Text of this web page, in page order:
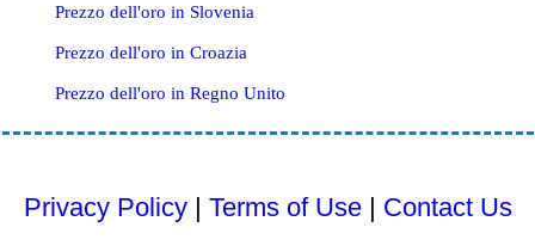
Prezzo dell'oro in Slovenia
Prezzo dell'oro in Croazia
Prezzo dell'oro in Regno Unito
Privacy Policy |Terms of Use | Contact Us